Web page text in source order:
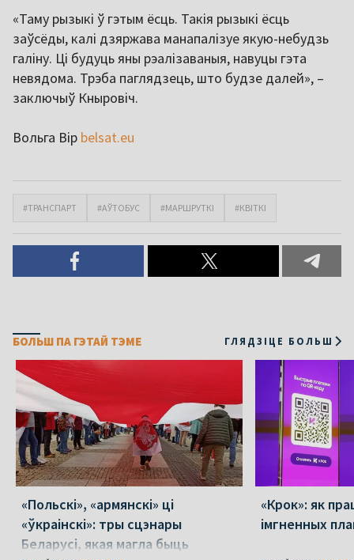
«Таму рызыкі ў гэтым ёсць. Такія рызыкі ёсць
заўсёды, калі дзяржава манапалізуе якую-небудзь
галіну. Ці будуць яны рэалізаваныя, навуцы гэта
невядома. Трэба паглядзець, што будзе далей», –
заключыў Кныровіч.
Вольга Вір belsat.eu
#ТРАНСПАРТ #АЎТОБУС #МАРШРУТКІ #КВІТКІ
БОЛЬШ ПА ГЭТАЙ ТЭМЕ ГЛЯДЗІЦЕ БОЛЬШ
«Польскі», «армянскі» ці
«ўкраінскі»: тры сцэнары
Беларусі, якая магла быць
«Крок»: як
імгненных